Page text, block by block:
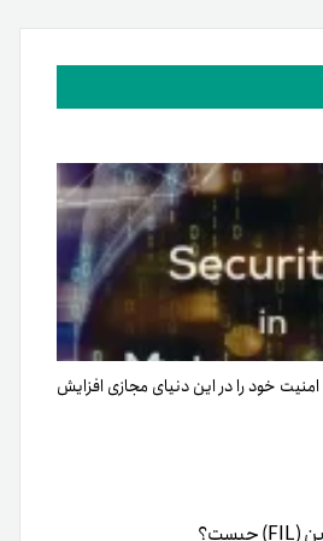
خود را در این دنیای مجازی افزایش